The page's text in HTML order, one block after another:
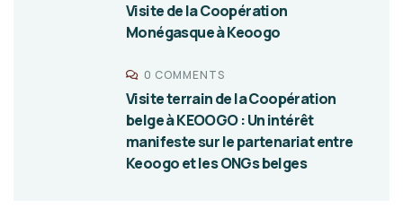
Visite de la Coopération
Monégasque à Keoogo
0 COMMENTS
Visite terrain de la Coopération
belge à KEOOGO : Un intérêt
manifeste sur le partenariat entre
Keoogo et les ONGs belges